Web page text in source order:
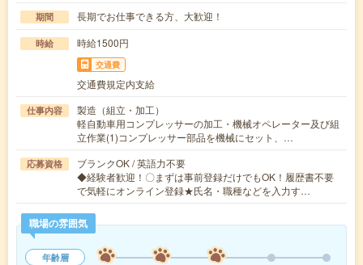
期間 長期でお仕事できる方、大歓迎！
時給 時給1500円
交通費
交通費規定内支給
仕事内容
製造（組立・加工）
軽自動車用コンプレッサーの加工・機械オペレーター及び組
立作業(1)コンプレッサー部品を機械にセット、…
応募資格
ブランクOK / 英語力不要
◆経験者歓迎！〇まずは事前登録だけでもOK！履歴書不要
で気軽にオンライン登録★氏名・職種などを入力す…
職場の雰囲気
年齢層